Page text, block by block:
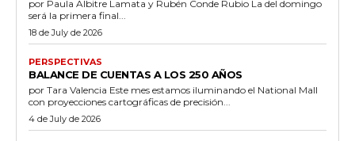
por Paula Albitre Lamata y Rubén Conde Rubio La del domingo
será la primera final...
18 de July de 2026
PERSPECTIVAS
BALANCE DE CUENTAS A LOS 250 AÑOS
por Tara Valencia Este mes estamos iluminando el National Mall
con proyecciones cartográficas de precisión...
4 de July de 2026